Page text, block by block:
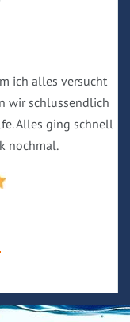
ich alles versucht
wir schlussendlich
Alles ging schnell
nochmal.